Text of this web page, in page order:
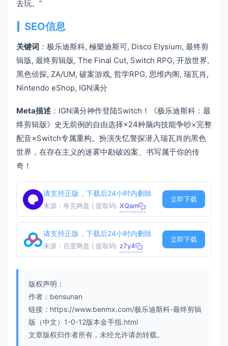
去玩。”
SEO信息
关键词 ：极乐迪斯科, 極樂迪斯可, Disco Elysium, 最终剪
辑版, 最终剪辑版, The Final Cut, Switch RPG, 开放世界,
黑色侦探, ZA/UM, 破案游戏, 哲学RPG, 思维内阁, 瑞瓦肖,
Nintendo eShop, IGN满分
Meta描述 ：IGN满分神作登陆Switch！《极乐迪斯科：最
终剪辑版》史无前例的自由选择×24种脑内技能争吵×完整
配音×Switch专属重构。扮演失忆警探潜入瑞瓦肖的黑色
世界，在存在主义的迷雾中勘破凶案、书写属于你的传
奇！
请支持正版，下载后24小时内删除
来源：夸克网盘 | 提取码: XQam
立即下载
请支持正版，下载后24小时内删除
来源：百度网盘 | 提取码: z7y4
立即下载
版权声明：
作者：bensunan
链接：https://www.benmx.com/极乐迪斯科-最终剪辑
版（中文）1-0-12版本金手指.html
文章版权归作者所有，未经允许请勿转载。